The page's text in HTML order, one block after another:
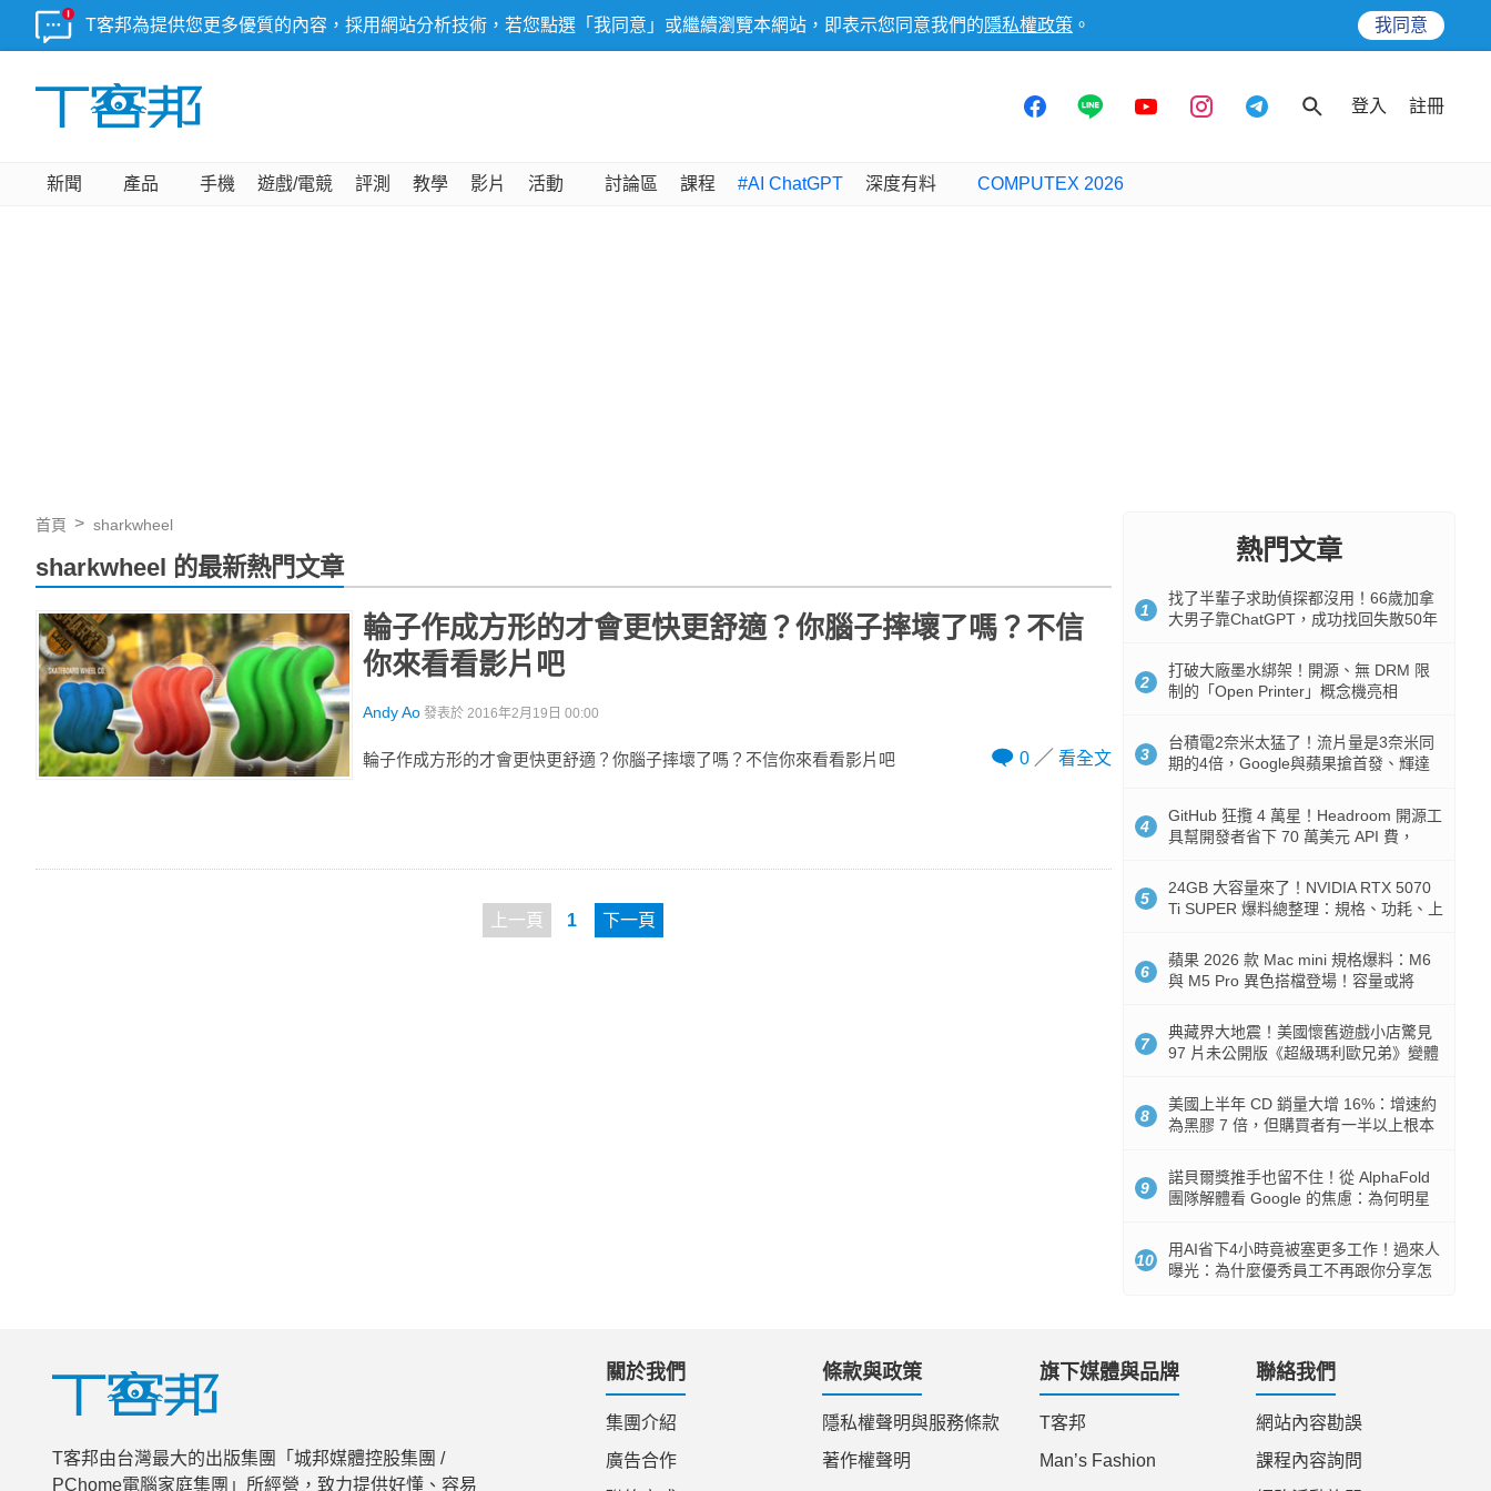
T客邦為提供您更多優質的內容，採用網站分析技術，若您點選「我同意」或繼續瀏覽本網站，即表示您同意我們的 隱私權政策 。 我同意
登入 註冊
新聞 產品 手機 遊戲/電競 評測 教學 影片 活動 討論區 課程 #AI ChatGPT 深度有料 COMPUTEX 2026
首頁 sharkwheel
sharkwheel 的最新熱門文章
輪子作成方形的才會更快更舒適？你腦子摔壞了嗎？不信
你來看看影片吧
Andy Ao 發表於 2016年2月19日 00:00
輪子作成方形的才會更快更舒適？你腦子摔壞了嗎？不信你來看看影片吧 0 看全文
上一頁 1 下一頁
熱門文章
1
找了半輩子求助偵探都沒用！66歲加拿
大男子靠ChatGPT，成功找回失散50年
2
打破大廠墨水綁架！開源、無 DRM 限
制的「Open Printer」概念機亮相
3
台積電2奈米太猛了！流片量是3奈米同
期的4倍，Google與蘋果搶首發、輝達
4
GitHub 狂攬 4 萬星！Headroom 開源工
具幫開發者省下 70 萬美元 API 費，
5
24GB 大容量來了！NVIDIA RTX 5070
Ti SUPER 爆料總整理：規格、功耗、上
6
蘋果 2026 款 Mac mini 規格爆料：M6
與 M5 Pro 異色搭檔登場！容量或將
7
典藏界大地震！美國懷舊遊戲小店驚見
97 片未公開版《超級瑪利歐兄弟》變體
8
美國上半年 CD 銷量大增 16%：增速約
為黑膠 7 倍，但購買者有一半以上根本
9
諾貝爾獎推手也留不住！從 AlphaFold
團隊解體看 Google 的焦慮：為何明星
10
用AI省下4小時竟被塞更多工作！過來人
曝光：為什麼優秀員工不再跟你分享怎
T客邦由台灣最大的出版集團「城邦媒體控股集團 /
PChome電腦家庭集團」所經營，致力提供好懂、容易
關於我們
集團介紹
廣告合作
條款與政策
隱私權聲明與服務條款
著作權聲明
旗下媒體與品牌
T客邦
Man’s Fashion
聯絡我們
網站內容勘誤
課程內容詢問